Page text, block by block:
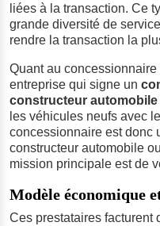
liées à la transaction. Ce
grande diversité de
rendre la transaction la
Quant au
entreprise qui signe un
constructeur automobile
les véhicules neufs avec
concessionnaire est donc
constructeur automobile
mission principale est de
Modèle économique
Ces prestataires facturent